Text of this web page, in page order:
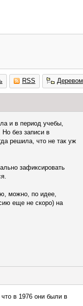
RSS Деревом
и в период учебы,
без записи в
решила, что не так уж
зафиксировать
можно, по идее,
еще не скоро) на
что в 1976 они были в